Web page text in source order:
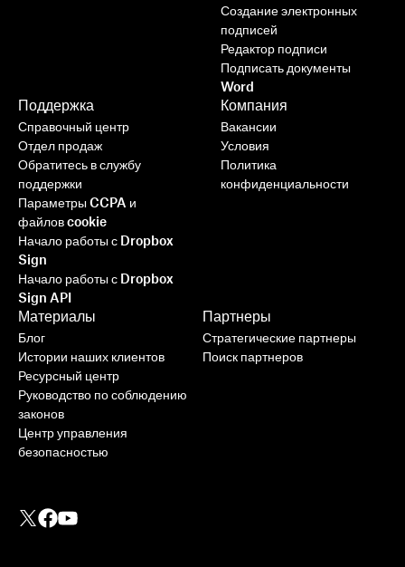
Создание электронных
подписей
Редактор подписи
Подписать документы
Word
Поддержка
Справочный центр
Отдел продаж
Обратитесь в службу
поддержки
Параметры CCPA и
файлов cookie
Начало работы с Dropbox
Sign
Начало работы с Dropbox
Sign API
Материалы
Блог
Истории наших клиентов
Ресурсный центр
Руководство по соблюдению
законов
Центр управления
безопасностью
Партнеры
Стратегические партнеры
Поиск партнеров
Компания
Вакансии
Условия
Политика
конфиденциальности